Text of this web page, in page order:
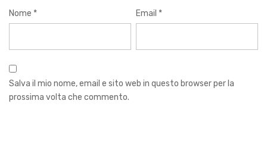
Nome * Email *
Salva il mio nome, email e sito web in questo browser per la
prossima volta che commento.